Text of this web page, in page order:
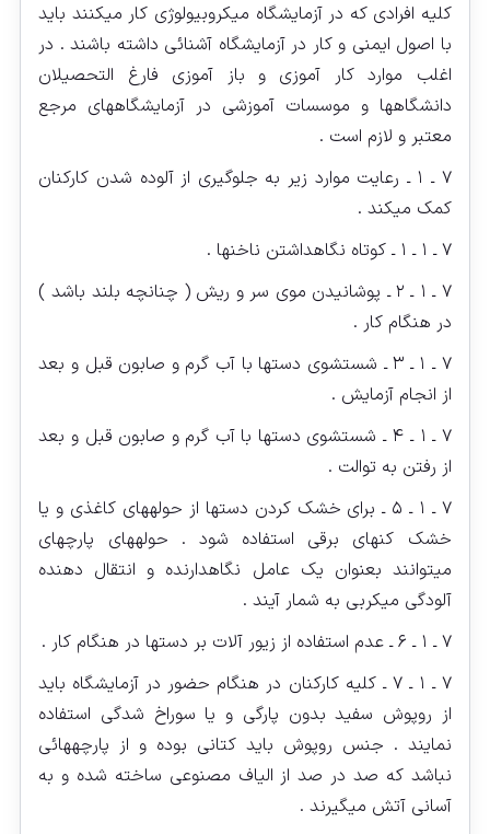
کلیه افرادی که در آزمایشگاه میکروبیولوژی کار می‏کنند باید
با اصول ایمنی و کار در آزمایشگاه آشنائی داشته باشند . در
اغلب موارد کار آموزی و باز آموزی فارغ التحصیلان
دانشگاهها و موسسات آموزشی در آزمایشگاههای مرجع
معتبر و لازم است .
۷ ـ ۱ ـ رعایت موارد زیر به جلوگیری از آلوده شدن کارکنان
کمک می‏کند .
۷ ـ ۱ ـ ۱ ـ کوتاه نگاهداشتن ناخن‏ها .
۷ ـ ۱ ـ ۲ ـ پوشانیدن موی سر و ریش ( چنانچه بلند باشد )
در هنگام کار .
۷ ـ ۱ ـ ۳ ـ شستشوی دست‏ها با آب گرم و صابون قبل و بعد
از انجام آزمایش .
۷ ـ ۱ ـ ۴ ـ شستشوی دست‏ها با آب گرم و صابون قبل و بعد
از رفتن به توالت .
۷ ـ ۱ ـ ۵ ـ برای خشک کردن دست‏ها از حوله‏های کاغذی و یا
خشک کن‏های برقی استفاده شود . حوله‏های پارچه‏ای
میتوانند بعنوان یک عامل نگاهدارنده و انتقال دهنده
آلودگی میکربی به شمار آیند .
۷ ـ ۱ ـ ۶ ـ عدم استفاده از زیور آلات بر دستها در هنگام کار .
۷ ـ ۱ ـ ۷ ـ کلیه کارکنان در هنگام حضور در آزمایشگاه باید
از روپوش سفید بدون پارگی و یا سوراخ شدگی استفاده
نمایند . جنس روپوش باید کتانی بوده و از پارچه‏هائی
نباشد که صد در صد از الیاف مصنوعی ساخته شده و به
آسانی آتش می‏گیرند .